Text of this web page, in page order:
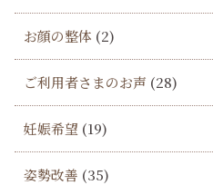
お顔の整体 (2)
ご利用者さまのお声 (28)
妊娠希望 (19)
姿勢改善 (35)